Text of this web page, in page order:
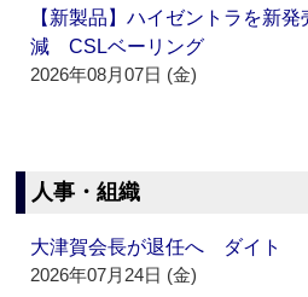
【新製品】ハイゼントラを新
減 CSLベーリング
2026年08月07日 (金)
人事・組織
大津賀会長が退任へ ダイト
2026年07月24日 (金)